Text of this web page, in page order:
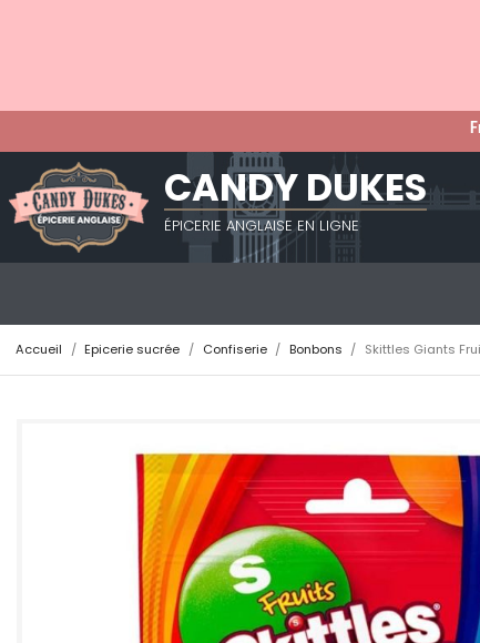
CANDY DUKES
ÉPICERIE ANGLAISE EN LIGNE
Accueil Epicerie sucrée Confiserie Bonbons Skittles Giants